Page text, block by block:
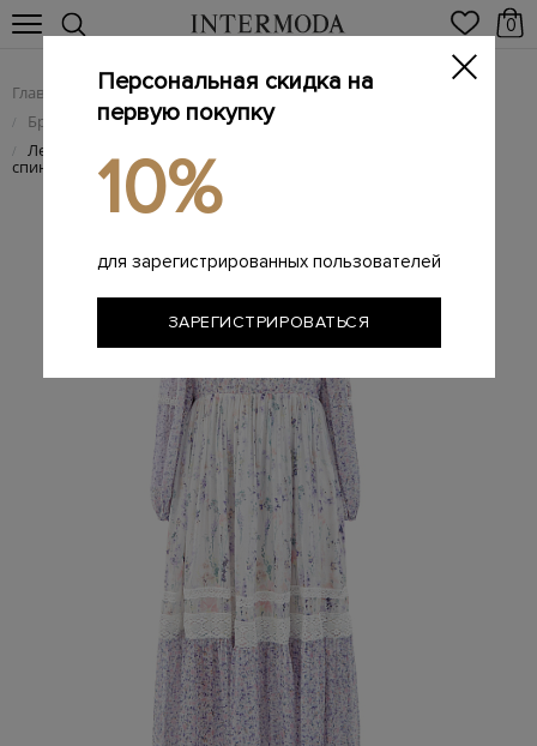
0
Главная Женщинам / Женская одежда
/ Брендовые женские платья
/ Легкое платье-макси с ажурным кружевом и вырезом на
спинке
Персональная скидка на
первую покупку
10%
для зарегистрированных пользователей
ЗАРЕГИСТРИРОВАТЬСЯ